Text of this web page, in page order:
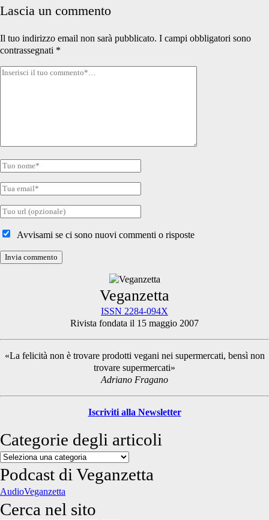
Lascia un commento
Il tuo indirizzo email non sarà pubblicato. I campi obbligatori sono
contrassegnati *
Tuo
Tuo
Tua
Tuo
internetAvvisami se ci sono nuovi commenti o risposte
Sidebar
Veganzetta
ISSN 2284-094X
Rivista fondata il 15 maggio 2007
«La felicità non è trovare prodotti vegani nei supermercati, bensì non
trovare supermercati»
Adriano Fragano
Iscriviti alla Newsletter
Categorie degli articoli
Categorie
degli
articoli
Podcast di Veganzetta
AudioVeganzetta
Cerca nel sito